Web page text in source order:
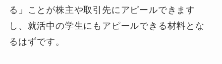
る」ことが株主や取引先にアピールできます
し、就活中の学生にもアピールできる材料とな
るはずです。